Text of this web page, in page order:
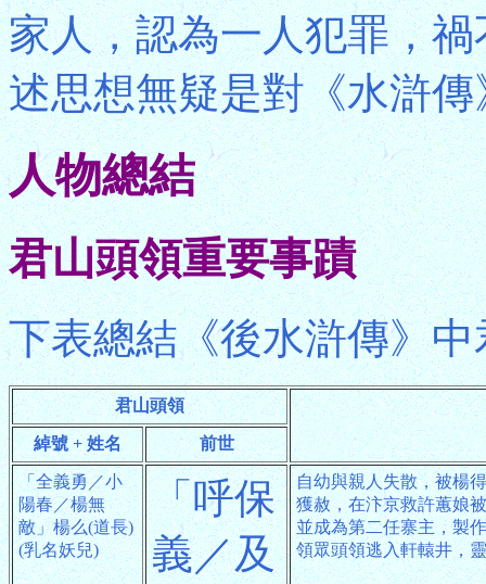
家人，認為一人犯罪，
述思想無疑是對《水滸
人物總結
君山頭領重要事蹟
下表總結《後水滸傳》
君山頭領
綽號 + 姓名 前世
「全義勇／小
陽春／楊無
敵」楊么(道長)
(乳名妖兒)
「呼保
義／及
自幼與親人失散，被楊
獲赦，在汴京救許蕙娘
並成為第二任寨主，製
領眾頭領逃入軒轅井，